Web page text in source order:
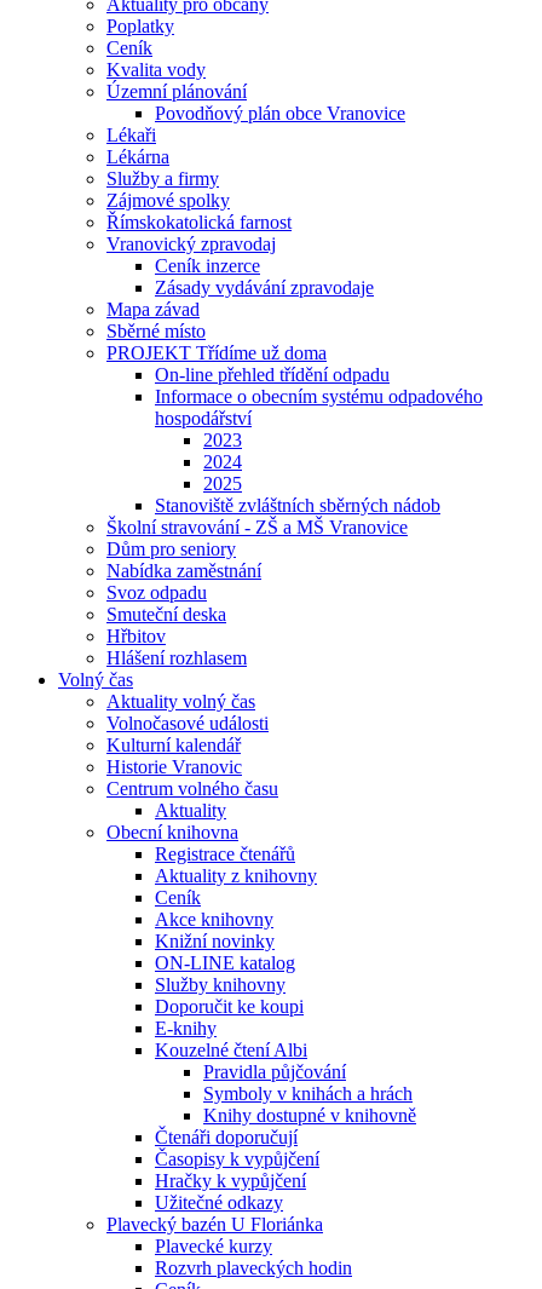
Aktuality pro občany
Poplatky
Ceník
Kvalita vody
Územní plánování
Povodňový plán obce Vranovice
Lékaři
Lékárna
Služby a firmy
Zájmové spolky
Římskokatolická farnost
Vranovický zpravodaj
Ceník inzerce
Zásady vydávání zpravodaje
Mapa závad
Sběrné místo
PROJEKT Třídíme už doma
On-line přehled třídění odpadu
Informace o obecním systému odpadového
hospodářství
2023
2024
2025
Stanoviště zvláštních sběrných nádob
Školní stravování - ZŠ a MŠ Vranovice
Dům pro seniory
Nabídka zaměstnání
Svoz odpadu
Smuteční deska
Hřbitov
Hlášení rozhlasem
Volný čas
Aktuality volný čas
Volnočasové události
Kulturní kalendář
Historie Vranovic
Centrum volného času
Aktuality
Obecní knihovna
Registrace čtenářů
Aktuality z knihovny
Ceník
Akce knihovny
Knižní novinky
ON-LINE katalog
Služby knihovny
Doporučit ke koupi
E-knihy
Kouzelné čtení Albi
Pravidla půjčování
Symboly v knihách a hrách
Knihy dostupné v knihovně
Čtenáři doporučují
Časopisy k vypůjčení
Hračky k vypůjčení
Užitečné odkazy
Plavecký bazén U Floriánka
Plavecké kurzy
Rozvrh plaveckých hodin